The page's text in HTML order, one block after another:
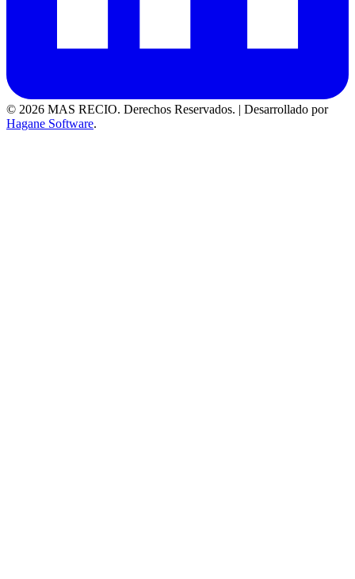
© 2026 MAS RECIO. Derechos Reservados. | Desarrollado por
Hagane Software.